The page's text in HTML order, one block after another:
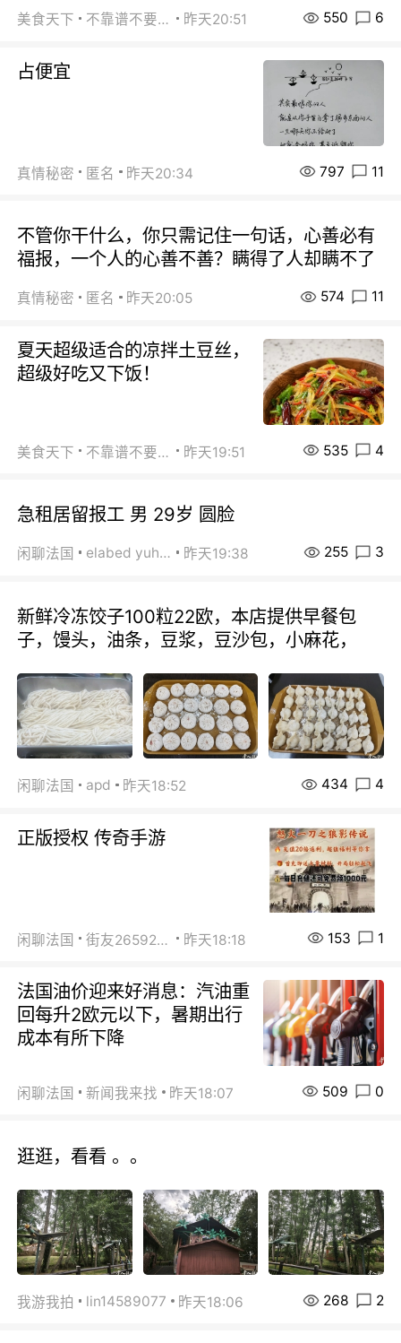
美食天下 不靠谱不要联系 昨天20:51 550 6
占便宜
真情秘密 匿名 昨天20:34 797 11
不管你干什么，你只需记住一句话，心善必有
福报，一个人的心善不善？瞒得了人却瞒不了
真情秘密 匿名 昨天20:05 574 11
夏天超级适合的凉拌土豆丝，
超级好吃又下饭！
美食天下 不靠谱不要联系 昨天19:51 535 4
急租居留报工 男 29岁 圆脸
闲聊法国 elabed yuhua 昨天19:38 255 3
新鲜冷冻饺子100粒22欧，本店提供早餐包
子，馒头，油条，豆浆，豆沙包，小麻花，
闲聊法国 apd 昨天18:52 434 4
正版授权 传奇手游
闲聊法国 街友26592800 昨天18:18 153 1
法国油价迎来好消息：汽油重
回每升2欧元以下，暑期出行
成本有所下降
闲聊法国 新闻我来找 昨天18:07 509 0
逛逛，看看 。。
我游我拍 lin14589077 昨天18:06 268 2